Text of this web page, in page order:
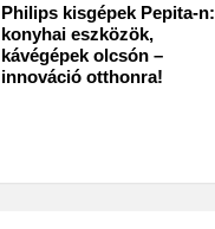
Philips kisgépek Pepita-n:
konyhai eszközök,
kávégépek olcsón –
innováció otthonra!